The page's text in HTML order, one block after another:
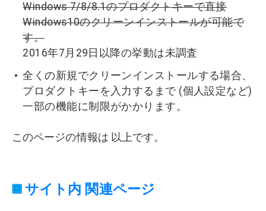
Windows 7/8/8.1のプロダクトキーで直接
Windows10のクリーンインストールが可能で
す。
2016年7月29日以降の挙動は未調査
全くの新規でクリーンインストールする場合、
プロダクトキーを入力するまで (個人設定など)
一部の機能に制限がかかります。
このページの情報は 以上です。
サイト内 関連ページ